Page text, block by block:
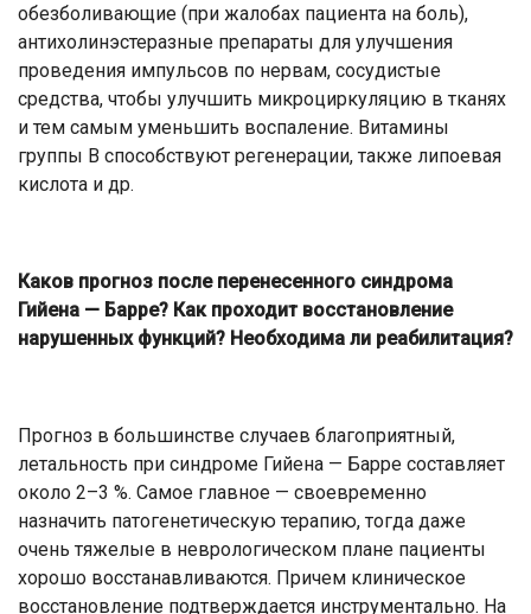
обезболивающие (при жалобах пациента на боль),
антихолинэстеразные препараты для улучшения
проведения импульсов по нервам, сосудистые
средства, чтобы улучшить микроциркуляцию в тканях
и тем самым уменьшить воспаление. Витамины
группы В способствуют регенерации, также липоевая
кислота и др.
Каков прогноз после перенесенного синдрома
Гийена — Барре? Как проходит восстановление
нарушенных функций? Необходима ли реабилитация?
Прогноз в большинстве случаев благоприятный,
летальность при синдроме Гийена — Барре составляет
около 2–3 %. Самое главное — своевременно
назначить патогенетическую терапию, тогда даже
очень тяжелые в неврологическом плане пациенты
хорошо восстанавливаются. Причем клиническое
восстановление подтверждается инструментально. На